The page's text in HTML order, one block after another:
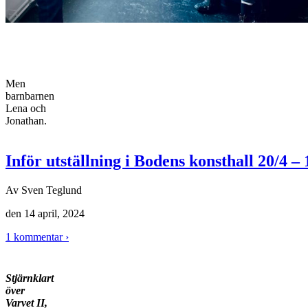
Men
barnbarnen
Lena och
Jonathan.
Inför utställning i Bodens konsthall 20/4 –
Av Sven Teglund
den 14 april, 2024
1 kommentar ›
Stjärnklart
över
Varvet II,